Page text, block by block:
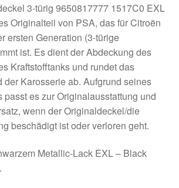
3-türig 9650817777 1517C0 EXL
Originalteil von PSA, das für Citroën
ersten Generation (3-türige
ist. Es dient der Abdeckung des
Kraftstofftanks und rundet das
der Karosserie ab. Aufgrund seines
passt es zur Originalausstattung und
wenn der Originaldeckel/die
beschädigt ist oder verloren geht.
Metallic-Lack EXL – Black